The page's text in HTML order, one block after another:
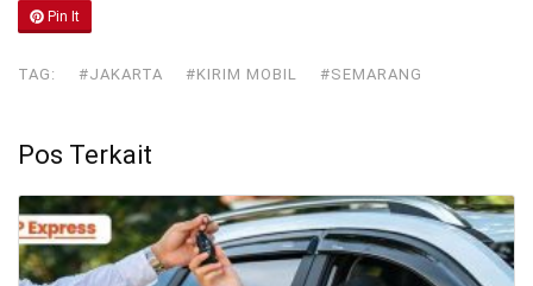
Pin It
TAG: #JAKARTA #KIRIM MOBIL #SEMARANG
Pos Terkait